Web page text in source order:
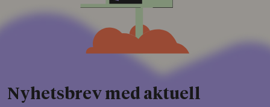
Nyhetsbrev med aktuell